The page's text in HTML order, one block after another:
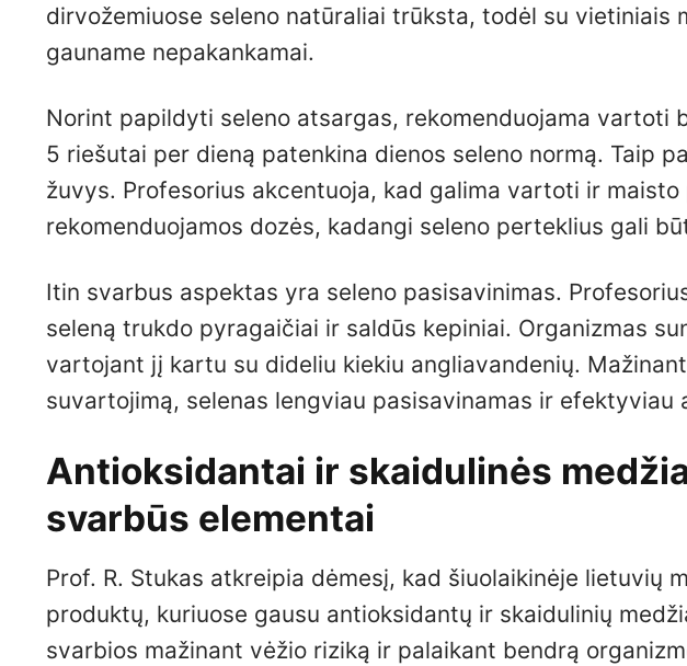
dirvožemiuose seleno natūraliai trūksta, todėl su vietiniais
gauname nepakankamai.
Norint papildyti seleno atsargas, rekomenduojama vartoti
5 riešutai per dieną patenkina dienos seleno normą. Taip
žuvys. Profesorius akcentuoja, kad galima vartoti ir
rekomenduojamos dozės, kadangi seleno perteklius gali
Itin svarbus aspektas yra seleno pasisavinimas.
seleną trukdo pyragaičiai ir saldūs kepiniai. Organizmas
vartojant jį kartu su dideliu kiekiu angliavandenių.
suvartojimą, selenas lengviau pasisavinamas ir efektyviau
Antioksidantai ir skaidulinės
svarbūs elementai
Prof. R. Stukas atkreipia dėmesį, kad šiuolaikinėje lietuvių
produktų, kuriuose gausu antioksidantų ir skaidulinių
svarbios mažinant vėžio riziką ir palaikant bendrą